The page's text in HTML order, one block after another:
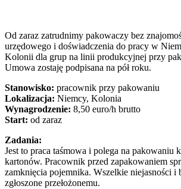
Od zaraz zatrudnimy pakowaczy bez
urzędowego i doświadczenia do pracy w
Kolonii dla grup na linii produkcyjnej przy
Umowa zostaję podpisana na pół roku.
Stanowisko: pracownik przy pakowaniu
Lokalizacja: Niemcy, Kolonia
Wynagrodzenie: 8,50 euro/h brutto
Start: od zaraz
Zadania:
Jest to praca taśmowa i polega na pakowaniu
kartonów. Pracownik przed zapakowaniem
zamknięcia pojemnika. Wszelkie niejasności i
zgłoszone przełożonemu.